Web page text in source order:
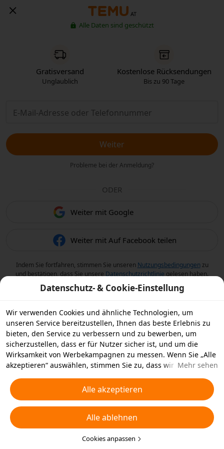
AT
Alle Daten sind geschützt
Gratisversand
Unglaublich
Kostenlose Rücksendungen
Bis zu 90 Tage
Weiter
Probleme bei der Anmeldung?
ODER
Weiter mit Google
Weiter mit Auf Facebook teilen
Indem Sie fortfahren, stimmen Sie unseren Nutzungsbedingungen zu
und bestätigen, dass Sie unsere Datenschutzrichtlinie gelesen haben.
Datenschutz- & Cookie-Einstellung
Wir verwenden Cookies und ähnliche Technologien, um
unseren Service bereitzustellen, Ihnen das beste Erlebnis zu
bieten, den Service zu verbessern und zu bewerben, um
sicherzustellen, dass er für Nutzer sicher ist, und um die
Wirksamkeit von Werbekampagnen zu messen. Wenn Sie „Alle
akzeptieren“ auswählen, stimmen Sie zu, dass wir und die
ähnliche Technologien für Werbezwecke auf Ihrem Gerät
speichern. Alternativ können Sie auch über „Alle ablehnen“
nicht notwendige Cookies ablehnen oder auswählen, welche
Arten von Cookies Sie akzeptieren oder deaktivieren möchten,
indem Sie unten oder jederzeit in Ihren
Datenschutzeinstellungen auf „Cookies anpassen“ klicken.
Mehr sehen
Alle akzeptieren
Alle ablehnen
Cookies anpassen